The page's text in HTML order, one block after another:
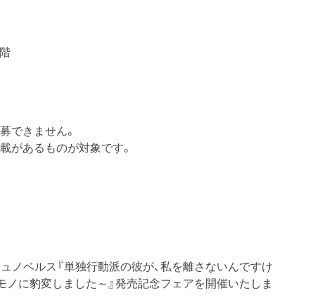
できません。
があるものが対象です。
ノベルス『単独行動派の彼が、私を離さないんですけ
に豹変しました～』発売記念フェアを開催いたしま